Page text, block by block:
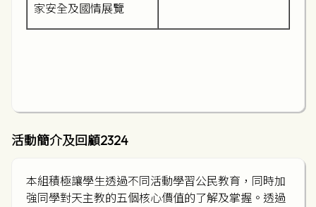
家安全及國情展覽
活動簡介及回顧2324
本組積極讓學生透過不同活動學習公民教育，同時加
強同學對天主教的五個核心價值的了解及掌握。透過